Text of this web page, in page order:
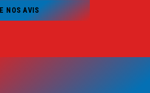
NOS AVIS